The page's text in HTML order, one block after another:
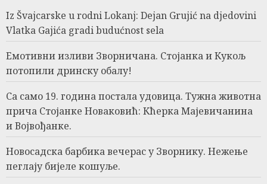
Iz Švajcarske u rodni Lokanj: Dejan Grujić na djedovini
Vlatka Gajića gradi budućnost sela
Емотивни изливи Зворничана. Стојанка и Кукољ
потопили дринску обалу!
Са само 19. година постала удовица. Тужна животна
прича Стојанке Новаковић: Кћерка Мајевичанина
и Војвођанке.
Новосадска барбика вечерас у Зворнику. Нежење
пеглају бијеле кошуље.